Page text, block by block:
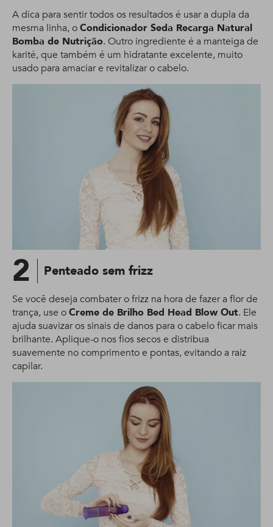
A dica para sentir todos os resultados é usar a dupla da
mesma linha, oCondicionador Seda Recarga Natural
Bomba de Nutrição. Outro ingrediente é a manteiga de
karité, que também é um hidratante excelente, muito
usado para amaciar e revitalizar o cabelo.
2 Penteado sem frizz
Se você deseja combater o frizz na hora de fazer a flor de
trança, use oCreme de Brilho Bed Head Blow Out. Ele
ajuda suavizar os sinais de danos para o cabelo ficar mais
brilhante. Aplique-o nos fios secos e distribua
suavemente no comprimento e pontas, evitando a raiz
capilar.